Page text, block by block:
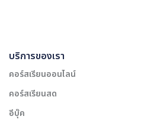
บริการของเรา
คอร์สเรียนออนไลน์
คอร์สเรียนสด
อีบุ๊ค